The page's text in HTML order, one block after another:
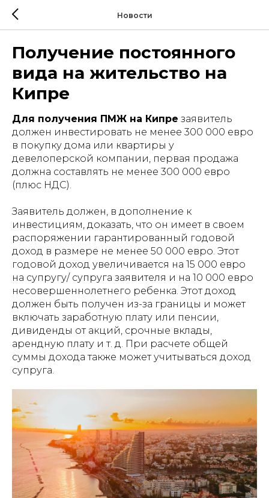
Новости
Получение постоянного
вида на жительство на
Кипре
Для получения ПМЖ на Кипре заявитель
должен инвестировать не менее 300 000 евро
в покупку дома или квартиры у
девелоперской компании, первая продажа
должна составлять не менее 300 000 евро
(плюс НДС).
Заявитель должен, в дополнение к
инвестициям, доказать, что он имеет в своем
распоряжении гарантированный годовой
доход в размере не менее 50 000 евро. Этот
годовой доход увеличивается на 15 000 евро
на супругу/ супруга заявителя и на 10 000 евро
несовершеннолетнего ребенка. Этот доход
должен быть получен из-за границы и может
включать заработную плату или пенсии,
дивиденды от акций, срочные вклады,
арендную плату и т. д. При расчете общей
суммы дохода также может учитываться доход
супруга.